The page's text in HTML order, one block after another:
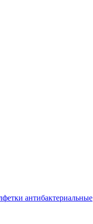
антибактериальные